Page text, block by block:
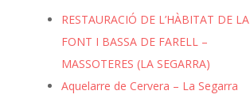
RESTAURACIÓ DE L’HÀBITAT DE LA
FONT I BASSA DE FARELL –
MASSOTERES (LA SEGARRA)
Aquelarre de Cervera – La Segarra